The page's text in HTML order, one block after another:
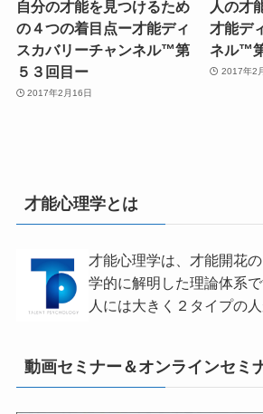
自分の才能を見つけるため
の４つの着目点ー才能ディ
スカバリーチャンネル™第
５３回目ー
2017年2月16日
人の才
才能デ
ネル™
2017年2
才能心理学とは
才能心理学は、才能開花
学的に解明した理論体系
人には大きく２タイプの
動画セミナー＆オンラインセミ